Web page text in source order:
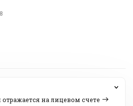
на лицевом счете